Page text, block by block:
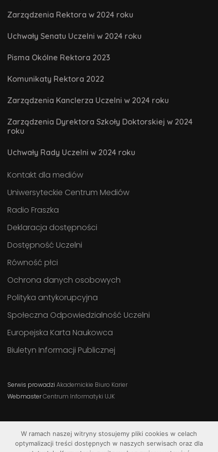
Zarządzenia Rektora w 2024 roku
Uchwały Senatu Uczelni w 2024 roku
Pisma Okólne Rektora 2023
Komunikaty Rektora 2022
Zarządzenia Kanclerza Uczelni w 2024 roku
Zarządzenia Dyrektora Szkoły Doktorskiej w 2024
roku
Uchwały Rady Uczelni w 2024 roku
Kontakt dla mediów
Uniwersyteckie Centrum Mediów
Radio Fraszka
Deklaracja dostępności
Dostępność Uczelni
Równość płci
Ochrona danych osobowych
Polityka antykorupcyjna
Społeczna Odpowiedzialność Uczelni
Europejska Karta Naukowca
Biuletyn Informacji Publicznej
Serwis prowadzi Akademickie Biuro Karier
WebmasterCentrum Informatyki UJK
W ramach naszej witryny stosujemy pliki cookies w celach
optymalizacji treści dostępnych w naszych serwisach oraz dla